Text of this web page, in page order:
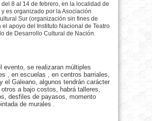
8 al 14 de febrero, en la localidad de
y es organizado por la Asociación
Sur (organización sin fines de
el apoyo del Instituto Nacional de Teatro
de Desarrollo Cultural de Nación.
evento, se realizaran múltiples
, en escuelas , en centros barriales,
el Galeano, algunos tendrán carácter
a bajo costos, habrá talleres,
desfiles de payasos, momento
de murales .